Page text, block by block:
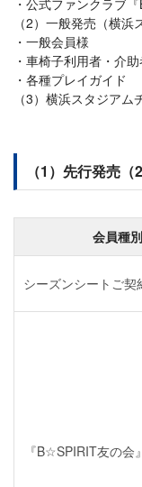
公式ファンクラブ
（2）一般発売（横浜
一般会員様
車椅子利用者・介助
各種プレイガイド
（3）横浜スタジア
（1）先行発売
会員種
シーズンシートご契
『B☆SPIRIT友の会